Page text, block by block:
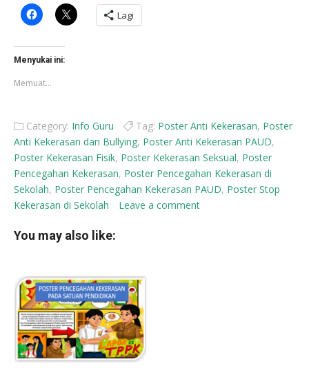
Klik
untuk
Facebook(Membuka
di
jendela
baru)
Klik
untuk Lagi
Menyukai ini:
Memuat...
Category: Info Guru Tag: Poster Anti Kekerasan, Poster
Anti Kekerasan dan Bullying, Poster Anti Kekerasan PAUD,
Poster Kekerasan Fisik, Poster Kekerasan Seksual, Poster
Pencegahan Kekerasan, Poster Pencegahan Kekerasan di
Sekolah, Poster Pencegahan Kekerasan PAUD, Poster Stop
Kekerasan di Sekolah
Leave a comment
You may also like: